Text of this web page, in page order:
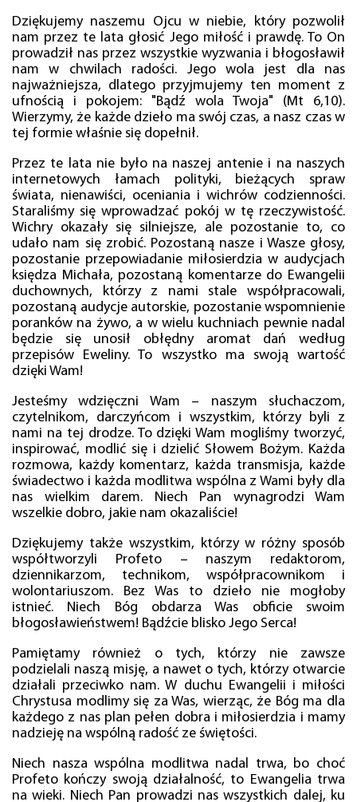
Dziękujemy naszemu Ojcu w niebie, który pozwolił
nam przez te lata głosić Jego miłość i prawdę. To On
prowadził nas przez wszystkie wyzwania i błogosławił
nam w chwilach radości. Jego wola jest dla nas
najważniejsza, dlatego przyjmujemy ten moment z
ufnością i pokojem: "Bądź wola Twoja" (Mt 6,10).
Wierzymy, że każde dzieło ma swój czas, a nasz czas w
tej formie właśnie się dopełnił.
Przez te lata nie było na naszej antenie i na naszych
internetowych łamach polityki, bieżących spraw
świata, nienawiści, oceniania i wichrów codzienności.
Staraliśmy się wprowadzać pokój w tę rzeczywistość.
Wichry okazały się silniejsze, ale pozostanie to, co
udało nam się zrobić. Pozostaną nasze i Wasze głosy,
pozostanie przepowiadanie miłosierdzia w audycjach
księdza Michała, pozostaną komentarze do Ewangelii
duchownych, którzy z nami stale współpracowali,
pozostaną audycje autorskie, pozostanie wspomnienie
poranków na żywo, a w wielu kuchniach pewnie nadal
będzie się unosił obłędny aromat dań według
przepisów Eweliny. To wszystko ma swoją wartość
dzięki Wam!
Jesteśmy wdzięczni Wam – naszym słuchaczom,
czytelnikom, darczyńcom i wszystkim, którzy byli z
nami na tej drodze. To dzięki Wam mogliśmy tworzyć,
inspirować, modlić się i dzielić Słowem Bożym. Każda
rozmowa, każdy komentarz, każda transmisja, każde
świadectwo i każda modlitwa wspólna z Wami były dla
nas wielkim darem. Niech Pan wynagrodzi Wam
wszelkie dobro, jakie nam okazaliście!
Dziękujemy także wszystkim, którzy w różny sposób
współtworzyli Profeto – naszym redaktorom,
dziennikarzom, technikom, współpracownikom i
wolontariuszom. Bez Was to dzieło nie mogłoby
istnieć. Niech Bóg obdarza Was obficie swoim
błogosławieństwem! Bądźcie blisko Jego Serca!
Pamiętamy również o tych, którzy nie zawsze
podzielali naszą misję, a nawet o tych, którzy otwarcie
działali przeciwko nam. W duchu Ewangelii i miłości
Chrystusa modlimy się za Was, wierząc, że Bóg ma dla
każdego z nas plan pełen dobra i miłosierdzia i mamy
nadzieję na wspólną radość ze świętości.
Niech nasza wspólna modlitwa nadal trwa, bo choć
Profeto kończy swoją działalność, to Ewangelia trwa
na wieki. Niech Pan prowadzi nas wszystkich dalej, ku